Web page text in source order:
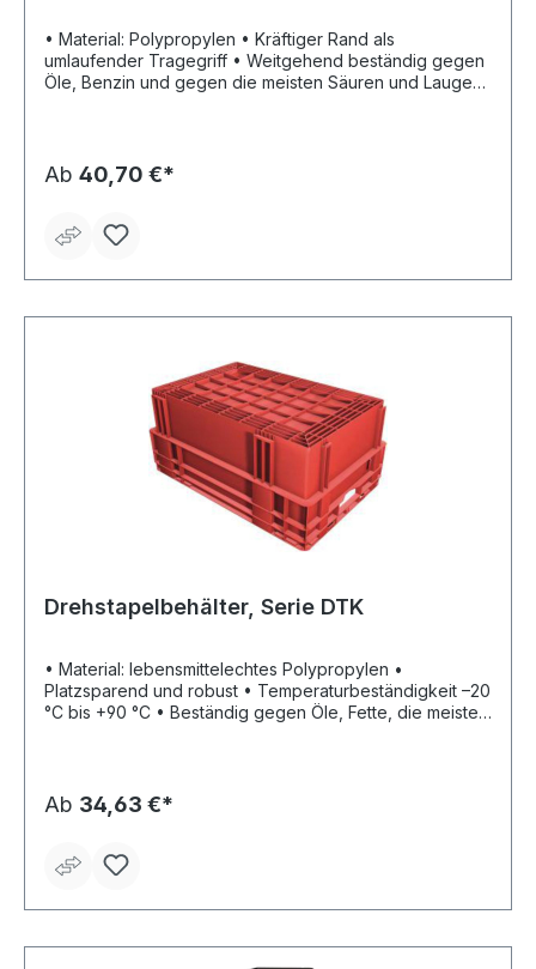
• Material: Polypropylen • Kräftiger Rand als
umlaufender Tragegriff • Weitgehend beständig gegen
Öle, Benzin und gegen die meisten Säuren und Laugen
Ab 40,70 €*
Drehstapelbehälter, Serie DTK
• Material: lebensmittelechtes Polypropylen •
Platzsparend und robust • Temperaturbeständigkeit –20
°C bis +90 °C • Beständig gegen Öle, Fette, die meisten
Retourenlieferung möglich.
Ab 34,63 €*